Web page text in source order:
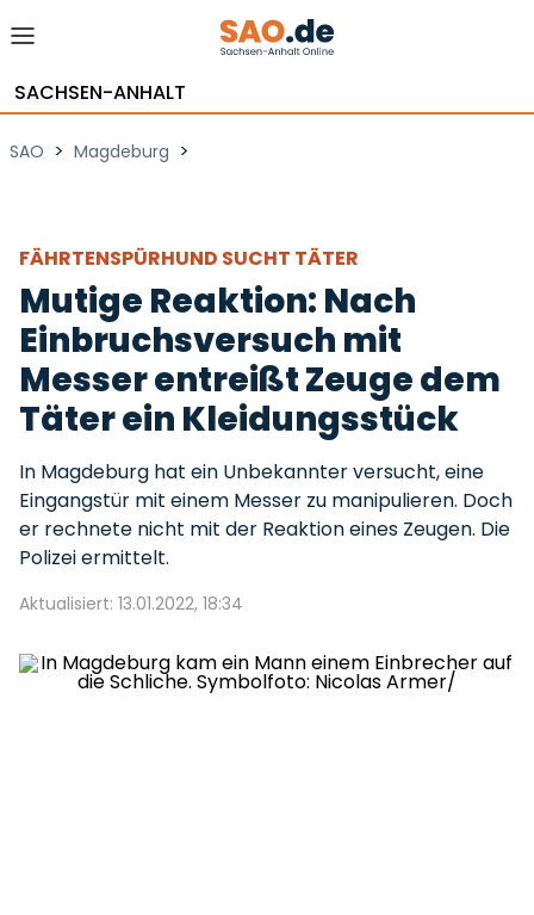
SACHSEN-ANHALT
SAO > Magdeburg >
FÄHRTENSPÜRHUND SUCHT TÄTER
Mutige Reaktion: Nach
Einbruchsversuch mit
Messer entreißt Zeuge dem
Täter ein Kleidungsstück
In Magdeburg hat ein Unbekannter versucht, eine
Eingangstür mit einem Messer zu manipulieren. Doch
er rechnete nicht mit der Reaktion eines Zeugen. Die
Polizei ermittelt.
Aktualisiert: 13.01.2022, 18:34